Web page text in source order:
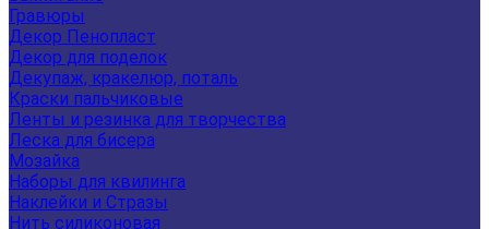
Гравюры
Декор Пенопласт
Декор для поделок
Декупаж, кракелюр, поталь
Краски пальчиковые
Ленты и резинка для творчества
Леска для бисера
Мозайка
Наборы для квилинга
Наклейки и Стразы
Нить силиконовая